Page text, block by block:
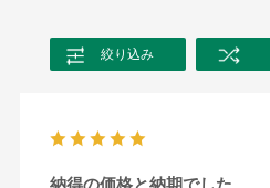
絞り込み